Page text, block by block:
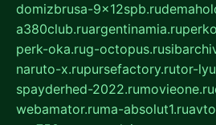
domizbrusa-9x12spb.ru
a380club.ruargentinamia.ru
perk-oka.rug-octopus.ru
naruto-x.rupursefactory.rutor-
spayderhed-2022.rumovieone.ru
webamator.ruma-absolut1.ru